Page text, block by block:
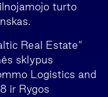
turto
Real Estate“
sklypus
Logistics and
ir Rygos